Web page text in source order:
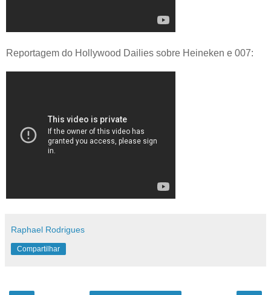
Reportagem do Hollywood Dailies sobre Heineken e 007:
Raphael Rodrigues
Compartilhar